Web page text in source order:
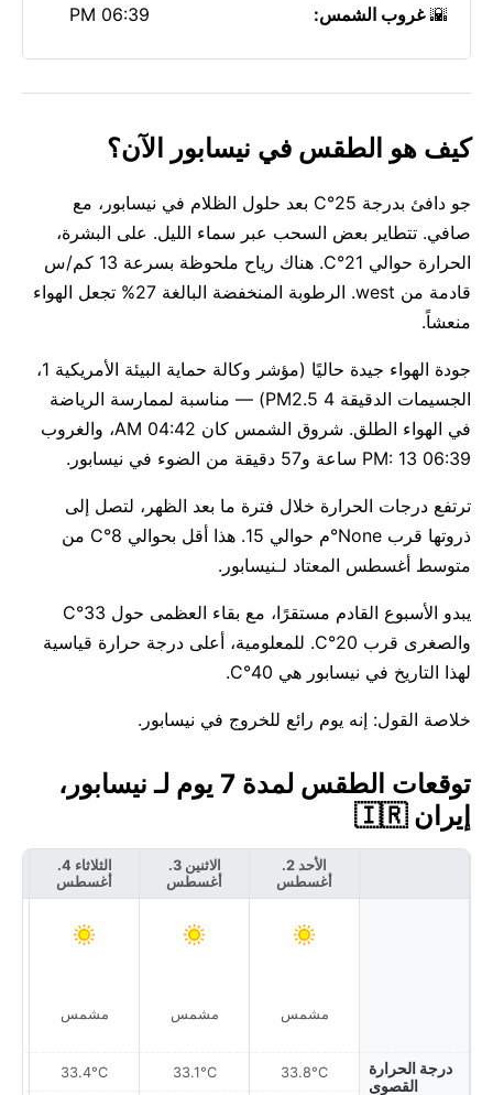
🌇غروب الشمس: 06:39 PM
كيف هو الطقس في نيسابور الآن؟
جو دافئ بدرجة 25°C بعد حلول الظلام في نيسابور، مع
صافي. تتطاير بعض السحب عبر سماء الليل. على البشرة،
الحرارة حوالي 21°C. هناك رياح ملحوظة بسرعة 13 كم/س
قادمة من west. الرطوبة المنخفضة البالغة 27% تجعل الهواء
منعشاً.
جودة الهواء جيدة حاليًا (مؤشر وكالة حماية البيئة الأمريكية 1،
الجسيمات الدقيقة PM2.5 4) — مناسبة لممارسة الرياضة
في الهواء الطلق. شروق الشمس كان 04:42 AM، والغروب
06:39 PM: 13 ساعة و57 دقيقة من الضوء في نيسابور.
ترتفع درجات الحرارة خلال فترة ما بعد الظهر، لتصل إلى
ذروتها قرب None°م حوالي 15. هذا أقل بحوالي 8°C من
متوسط أغسطس المعتاد لـنيسابور.
يبدو الأسبوع القادم مستقرًا، مع بقاء العظمى حول 33°C
والصغرى قرب 20°C. للمعلومية، أعلى درجة حرارة قياسية
لهذا التاريخ في نيسابور هي 40°C.
خلاصة القول: إنه يوم رائع للخروج في نيسابور.
توقعات الطقس لمدة 7 يوم لـ نيسابور،
إيران 🇮🇷
درجة الحرارة
القصوى
الأحد 2.
أغسطس
مشمس
33.8°C
الاثنين 3.
أغسطس
مشمس
33.1°C
الثلاثاء 4.
أغسطس
مشمس
33.4°C